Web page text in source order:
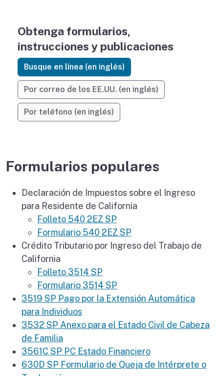
Obtenga formularios,
instrucciones y publicaciones
Busque en línea (en inglés)
Por correo de los EE.UU. (en inglés)
Por teléfono (en inglés)
Formularios populares
Declaración de Impuestos sobre el Ingreso
para Residente de California
Folleto 540 2EZ SP
Formulario 540 2EZ SP
Crédito Tributario por Ingreso del Trabajo de
California
Folleto 3514 SP
Formulario 3514 SP
3519 SP Pago por la Extensión Automática
para Individuos
3532 SP Anexo para el Estado Civil de Cabeza
de Familia
3561C SP PC Estado Financiero
630D SP Formulario de Queja de Intérprete o